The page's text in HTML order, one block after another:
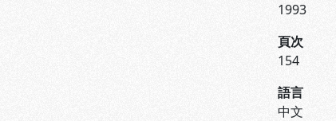
1993
頁次
154
語言
中文